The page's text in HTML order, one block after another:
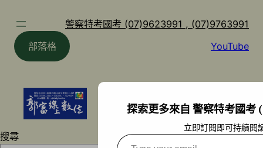
警察特考國考 (07)9623991 , (07)9763991
部落格
YouTube
搜尋
探索更多來自 警察特考國考
立即訂閱即可持續閱
Type